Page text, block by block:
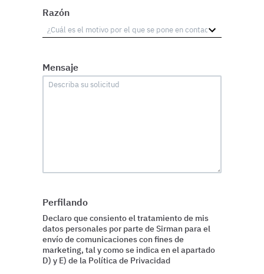
Razón
Mensaje
Perfilando
Declaro que consiento el tratamiento de mis
datos personales por parte de Sirman para el
envío de comunicaciones con fines de
marketing, tal y como se indica en el apartado
D) y E) de la Política de Privacidad